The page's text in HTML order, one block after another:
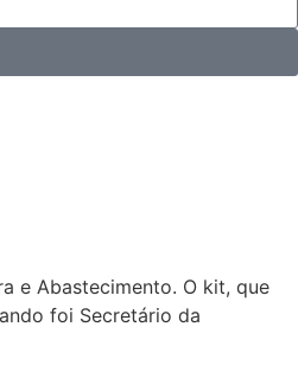
e Abastecimento. O kit, que
foi Secretário da